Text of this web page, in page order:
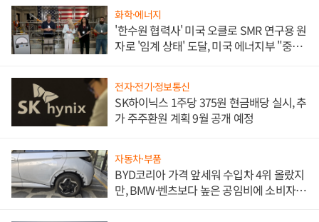
화학·에너지
'한수원 협력사' 미국 오클로 SMR 연구용 원
자로 '임계 상태' 도달, 미국 에너지부 "중요
전자·전기·정보통신
SK하이닉스 1주당 375원 현금배당 실시, 추
가 주주환원 계획 9월 공개 예정
자동차·부품
BYD코리아 가격 앞세워 수입차 4위 올랐지
만, BMW·벤츠보다 높은 공임비에 소비자